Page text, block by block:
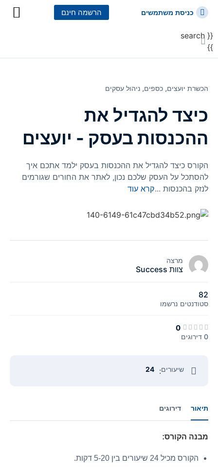
כניסת משתמשים הרשמה חינם
{{ search
}}
הכשרת יועצים⸲ כספים⸲ ניהול עסקים
כיצד להגדיל את
ההכנסות בעסק - יועצים
הקורס כיצד להגדיל את ההכנסות בעסק ילמד אתכם איך
להסתכל על העסק שלכם נכון, לאתר את החורים שגורמים
לנזק בהכנסות ...קרא עוד
מרצה
צוות Success
82
סטודנטים נרשמו
0
0 דירוגים
שיעורים:
24
תיאור דירוגים
מבנה הקורס:
הקורס מכיל 24 שיעורים בין 5-20 דקות.